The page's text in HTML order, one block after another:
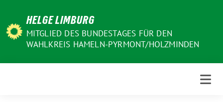
Inhalt
HELGE LIMBURG
MITGLIED DES BUNDESTAGES FÜR DEN
WAHLKREIS HAMELN-PYRMONT/HOLZMINDEN